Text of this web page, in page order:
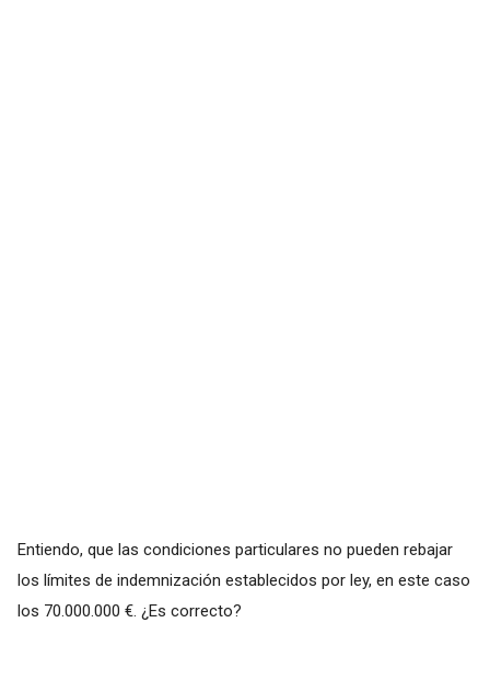
Entiendo, que las condiciones particulares no pueden rebajar
los límites de indemnización establecidos por ley, en este caso
los 70.000.000 €. ¿Es correcto?